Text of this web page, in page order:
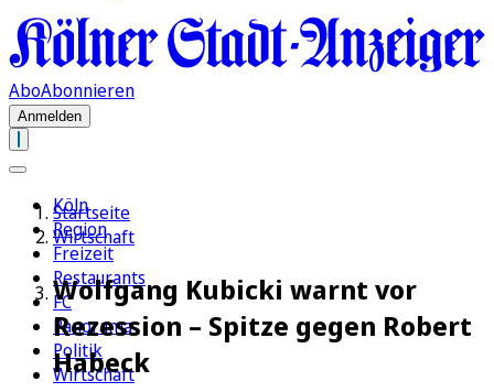
AboAbonnieren
Anmelden
Köln
Region
Freizeit
Restaurants
FC
Panorama
Politik
Wirtschaft
Startseite
Wirtschaft
Wolfgang Kubicki warnt vor
Rezession – Spitze gegen Robert
Habeck